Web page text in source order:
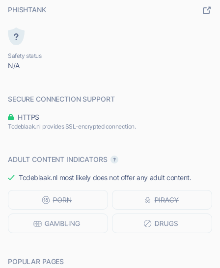
PHISHTANK
Safety status
N/A
SECURE CONNECTION SUPPORT
HTTPS
Tcdeblaak.nl provides SSL-encrypted connection.
ADULT CONTENT INDICATORS
Tcdeblaak.nl most likely does not offer any adult content.
POPULAR PAGES